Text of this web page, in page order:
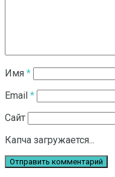
Имя *
Email *
Сайт
Капча загружается...